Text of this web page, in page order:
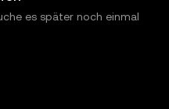
es später noch einmal